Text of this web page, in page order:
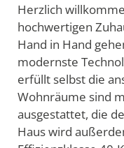
Herzlich
hochwertigen
Hand in Hand
modernste
erfüllt selbst die
Wohnräume sind
ausgestattet, die
Haus wird